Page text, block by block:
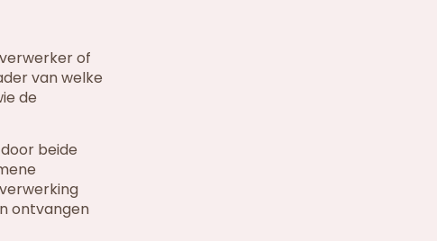
of
van welke
de
beide
ontvangen